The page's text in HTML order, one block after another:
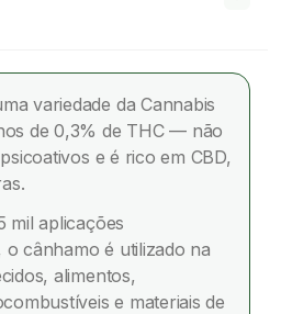
e maconha
para a saúde
variedade da Cannabis
de 0,3% de THC — não
e é rico em CBD,
mil aplicações
o cânhamo é utilizado na
alimentos,
e materiais de